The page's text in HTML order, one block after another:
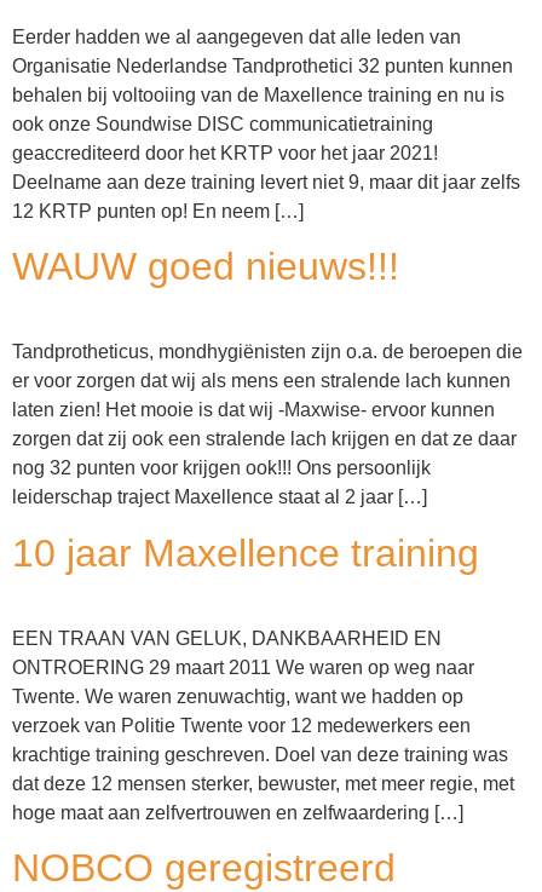
Eerder hadden we al aangegeven dat alle leden van
Organisatie Nederlandse Tandprothetici 32 punten kunnen
behalen bij voltooiing van de Maxellence training en nu is
ook onze Soundwise DISC communicatietraining
geaccrediteerd door het KRTP voor het jaar 2021!
Deelname aan deze training levert niet 9, maar dit jaar zelfs
12 KRTP punten op! En neem […]
WAUW goed nieuws!!!
Tandprotheticus, mondhygiënisten zijn o.a. de beroepen die
er voor zorgen dat wij als mens een stralende lach kunnen
laten zien! Het mooie is dat wij -Maxwise- ervoor kunnen
zorgen dat zij ook een stralende lach krijgen en dat ze daar
nog 32 punten voor krijgen ook!!! Ons persoonlijk
leiderschap traject Maxellence staat al 2 jaar […]
10 jaar Maxellence training
EEN TRAAN VAN GELUK, DANKBAARHEID EN
ONTROERING 29 maart 2011 We waren op weg naar
Twente. We waren zenuwachtig, want we hadden op
verzoek van Politie Twente voor 12 medewerkers een
krachtige training geschreven. Doel van deze training was
dat deze 12 mensen sterker, bewuster, met meer regie, met
hoge maat aan zelfvertrouwen en zelfwaardering […]
NOBCO geregistreerd